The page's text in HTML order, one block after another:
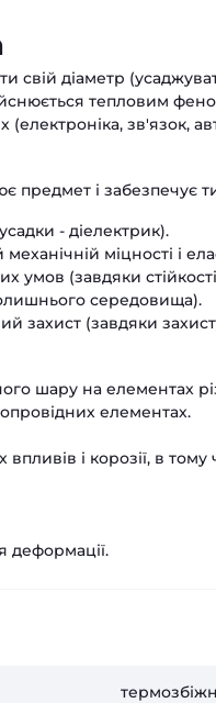
свій діаметр
тепловим
(електроніка, зв'язок,
предмет і забезпечує
- діелектрик).
міцності і
умов (завдяки
середовища).
захист (завдяки
шару на елементах
елементах.
впливів і корозії, в
деформації.